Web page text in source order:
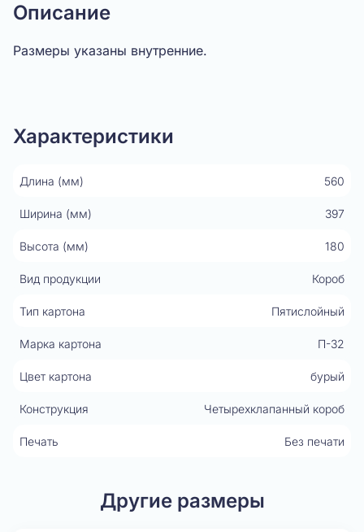
Описание
Размеры указаны внутренние.
Характеристики
Длина (мм) 560
Ширина (мм) 397
Высота (мм) 180
Вид продукции Короб
Тип картона Пятислойный
Марка картона П-32
Цвет картона бурый
Конструкция Четырехклапанный короб
Печать Без печати
Другие размеры